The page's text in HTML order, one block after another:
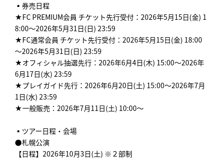
▪️券売日程
★FC PREMIUM会員 チケット先行受付：2026年5月15日(金) 1
8:00～2026年5月31日(日) 23:59
★FC通常会員 チケット先行受付：2026年5月15日(金) 18:00
～2026年5月31日(日) 23:59
★オフィシャル抽選先行：2026年6月4日(木) 15:00～2026年
6月17日(水) 23:59
★プレイガイド先行：2026年6月20日(土) 15:00～2026年7月
1日(水) 23:59
★一般販売：2026年7月11日(土) 10:00～
▪️ツアー日程・会場
●札幌公演
【日程】2026年10月3日(土) ※２部制